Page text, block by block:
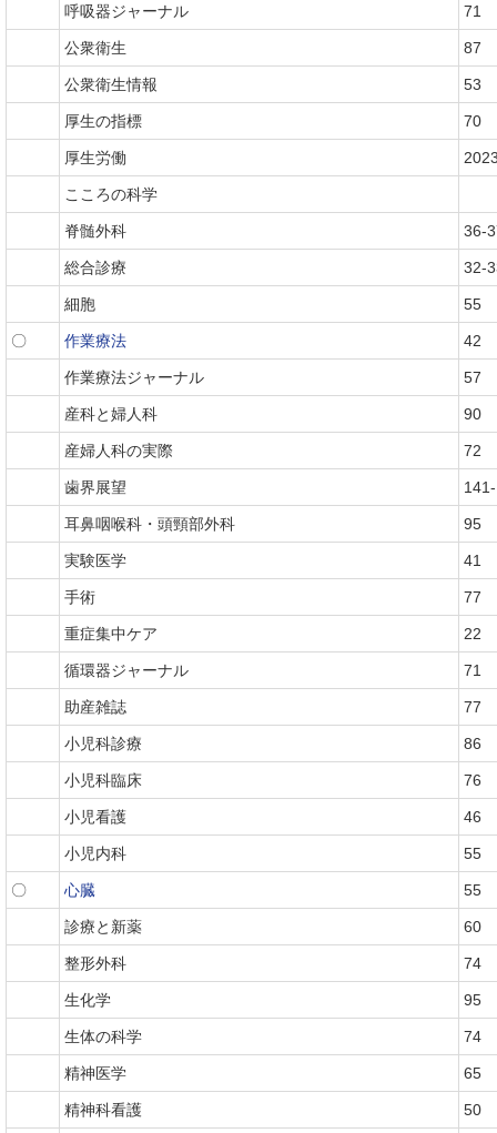
呼吸器ジャーナル 71
公衆衛生 87
公衆衛生情報 53
厚生の指標 70
厚生労働
こころの科学
脊髄外科 36-
総合診療 32-
細胞 55
〇 作業療法 42
作業療法ジャーナル 57
産科と婦人科 90
産婦人科の実際 72
歯界展望
耳鼻咽喉科・頭頸部外科 95
実験医学 41
手術 77
重症集中ケア 22
循環器ジャーナル 71
助産雑誌 77
小児科診療 86
小児科臨床 76
小児看護 46
小児内科 55
〇 心臓 55
診療と新薬 60
整形外科 74
生化学 95
生体の科学 74
精神医学 65
精神科看護 50